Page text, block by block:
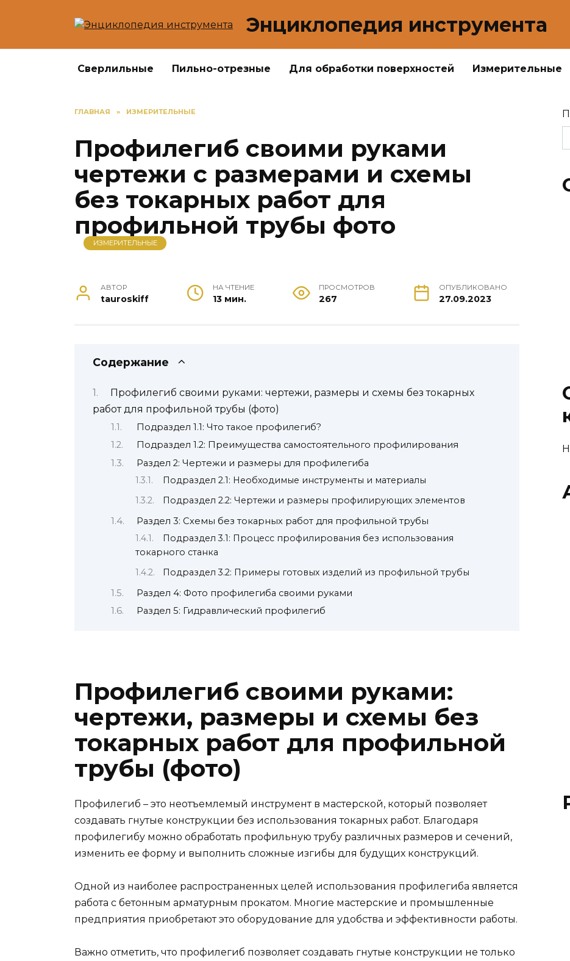
Энциклопедия инструмента
Сверлильные Пильно-отрезные Для обработки поверхностей Измерительные
ГЛАВНАЯ » ИЗМЕРИТЕЛЬНЫЕ
Профилегиб своими руками
чертежи с размерами и схемы
без токарных работ для
профильной трубы фото
ИЗМЕРИТЕЛЬНЫЕ
АВТОР
tauroskiff
НА ЧТЕНИЕ
13 мин.
ПРОСМОТРОВ
267
ОПУБЛИКОВАНО
27.09.2023
Содержание
Профилегиб своими руками: чертежи, размеры и схемы без токарных
работ для профильной трубы (фото)
Подраздел 1.1: Что такое профилегиб?
Подраздел 1.2: Преимущества самостоятельного профилирования
Раздел 2: Чертежи и размеры для профилегиба
Подраздел 2.1: Необходимые инструменты и материалы
Подраздел 2.2: Чертежи и размеры профилирующих элементов
Раздел 3: Схемы без токарных работ для профильной трубы
Подраздел 3.1: Процесс профилирования без использования
токарного станка
Подраздел 3.2: Примеры готовых изделий из профильной трубы
Раздел 4: Фото профилегиба своими руками
Раздел 5: Гидравлический профилегиб
Профилегиб своими руками:
чертежи, размеры и схемы без
токарных работ для профильной
трубы (фото)
Профилегиб – это неотъемлемый инструмент в мастерской, который позволяет
создавать гнутые конструкции без использования токарных работ. Благодаря
профилегибу можно обработать профильную трубу различных размеров и сечений,
изменить ее форму и выполнить сложные изгибы для будущих конструкций.
Одной из наиболее распространенных целей использования профилегиба является
работа с бетонным арматурным прокатом. Многие мастерские и промышленные
предприятия приобретают это оборудование для удобства и эффективности работы.
Важно отметить, что профилегиб позволяет создавать гнутые конструкции не только